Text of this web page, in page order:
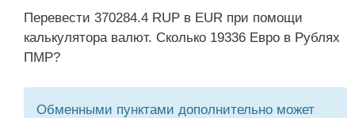
Перевести 370284.4 RUP в EUR при помощи
калькулятора валют. Сколько 19336 Евро в Рублях
ПМР?
Обменными пунктами дополнительно может